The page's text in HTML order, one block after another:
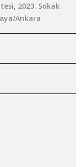
2023. Sokak
Ankara